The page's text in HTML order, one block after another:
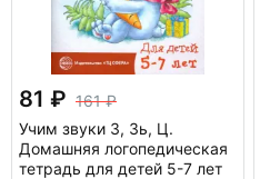
81
161
Учим звуки З, Зь, Ц.
Домашняя логопедическая
тетрадь для детей 5-7 лет